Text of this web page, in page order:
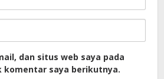
dan situs web saya pada
komentar saya berikutnya.